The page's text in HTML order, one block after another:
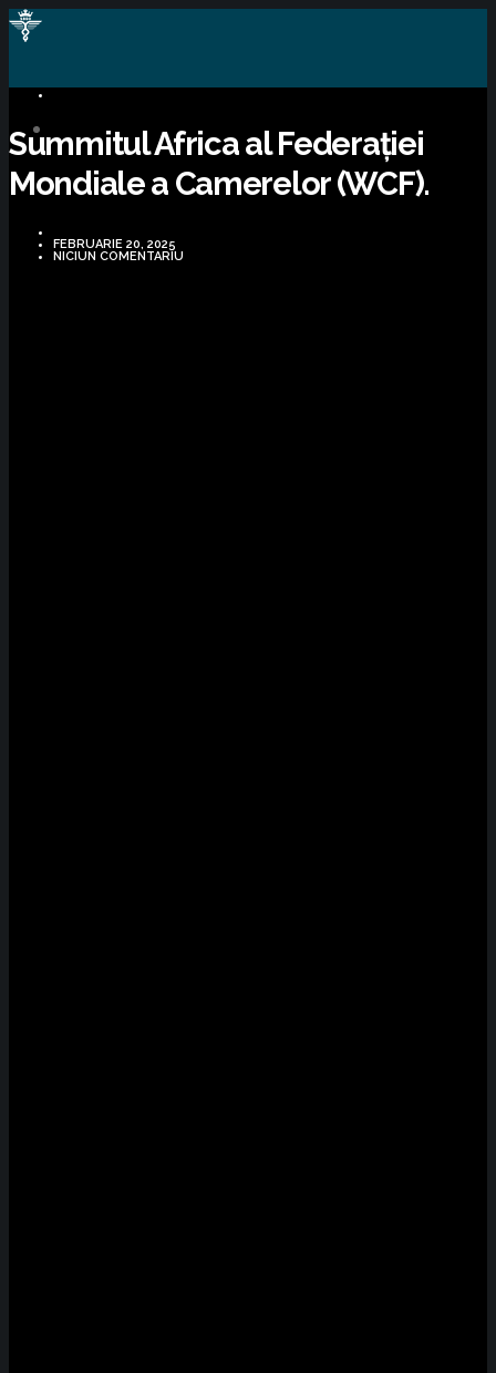
Summitul Africa al Federației
Mondiale a Camerelor (WCF).
FEBRUARIE 20, 2025
NICIUN COMENTARIU